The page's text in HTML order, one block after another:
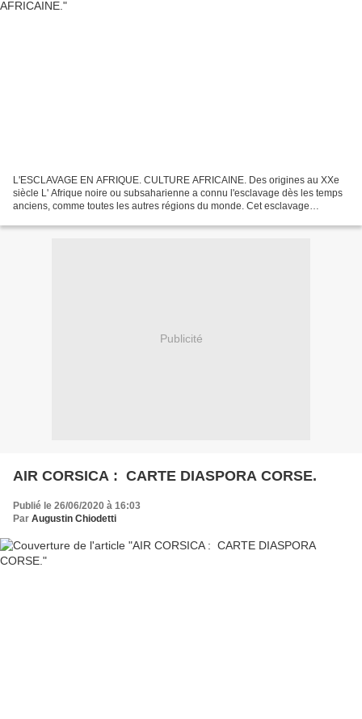
L'ESCLAVAGE EN AFRIQUE. CULTURE AFRICAINE. Des origines au XXe
siècle L' Afrique noire ou subsaharienne a connu l'esclavage dès les temps
anciens, comme toutes les autres régions du monde. Cet esclavage
Publicité
AIR CORSICA : CARTE DIASPORA CORSE.
Publié le 26/06/2020 à 16:03
Par Augustin Chiodetti